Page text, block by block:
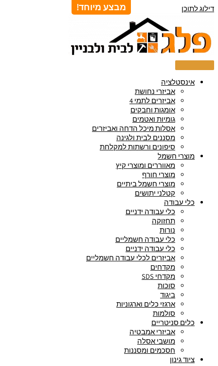
דילוג לתוכן
אינסטלציה
אביזרי נחושת
אביזרים לתמי 4
אומגות וחבקים
גומיות ואטמים
אסלות מיכל הדחה ואביזרים
מסננים לבית ולגינה
סיפונים ורשתות למקלחת
מוצרי חשמל
מאווררים ומוצרי קיץ
מוצרי חורף
מוצרי חשמל ביתיים
קטלני יתושים
כלי עבודה
כלי עבודה ידניים
תחזוקה
נורות
כלי עבודה חשמליים
כלי עבודה ידניים
אביזרים לכלי עבודה חשמליים
מקדחים
מקדחי SDS
סוכות
ביגוד
ארגזי כלים וארגוניות
סולמות
כלים סניטריים
אביזרי אמבטיה
מושבי אסלה
חסכמים ומסננות
ציוד גינון
מבצע מיוחד!